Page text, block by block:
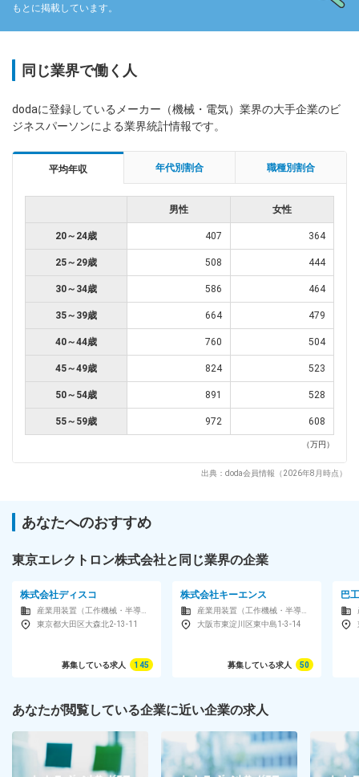
もとに掲載しています。
同じ業界で働く人
dodaに登録しているメーカー（機械・電気）業界の大手企業のビ
ジネスパーソンによる業界統計情報です。
平均年収 年代別割合 職種別割合
男性 女性
20～24歳 407 364
25～29歳 508 444
30～34歳 586 464
35～39歳 664 479
40～44歳 760 504
45～49歳 824 523
50～54歳 891 528
55～59歳 972 608
（万円）
出典：doda会員情報（2026年8月時点）
あなたへのおすすめ
東京エレクトロン株式会社と同じ業界の企業
株式会社ディスコ
東京都大田区大森北2-13-11
募集している求人 145
株式会社キーエンス
大阪市東淀川区東中島1-3-14
募集している求人 50
巴
あなたが閲覧している企業に近い企業の求人